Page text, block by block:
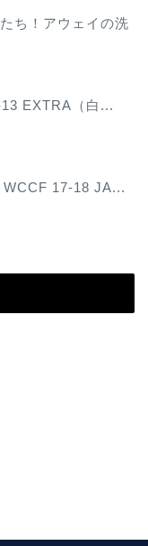
ち！アウェイの洗
EXTRA（白...
WCCF 17-18 JA...